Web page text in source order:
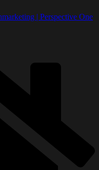
| Perspective One